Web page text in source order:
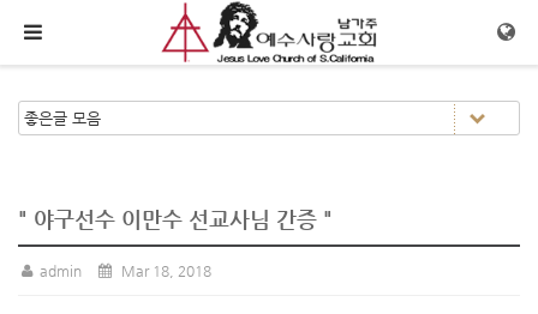
메뉴 건너뛰기
" 야구선수 이만수 선교사님 간증 "
admin Mar 18, 2018